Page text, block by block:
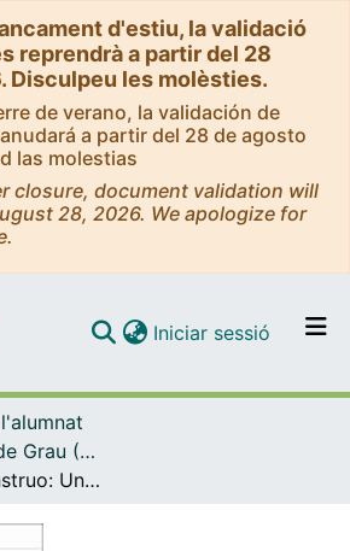
d'estiu, la validació
reprendrà a partir del 28
Disculpeu les molèsties.
de verano, la validación de
a partir del 28 de agosto
las molestias
closure, document validation will
28, 2026. We apologize for
Navega per tot el DD
Com publicar
Iniciar sessió (current)
Treballs Finals de Grau (TFG) - Estudis Literaris
La imagen-monstruo: Una mirada de lo monstruoso como signo cinematográfico